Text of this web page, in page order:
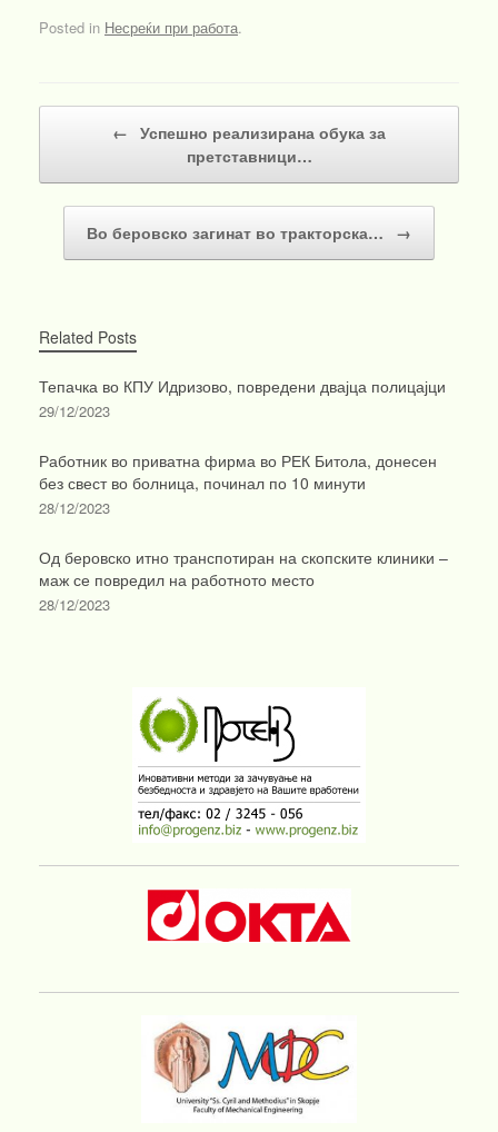
Posted in Несреќи при работа.
← Успешно реализирана обука за
претставници…
Во беровско загинат во тракторска… →
Related Posts
Тепачка во КПУ Идризово, повредени двајца полицајци
29/12/2023
Работник во приватна фирма во РЕК Битола, донесен
без свест во болница, починал по 10 минути
28/12/2023
Од беровско итно транспотиран на скопските клиники –
маж се повредил на работното место
28/12/2023